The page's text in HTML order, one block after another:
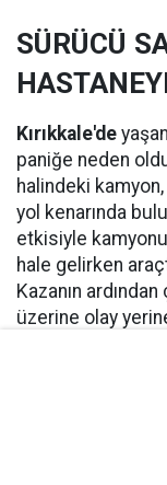
SÜRÜCÜ
Kırıkkale'de
paniğe neden
halindeki
yol kenarında
etkisiyle
hale gelirken
Kazanın
üzerine olay